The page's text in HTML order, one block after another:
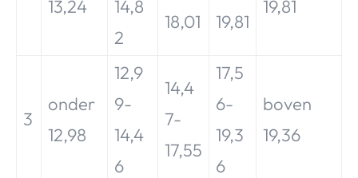
13,24
14,8
2
18,01
19,81
19,81
3
onder
12,98
12,9
9-
14,4
6
14,4
7-
17,55
17,5
6-
19,3
6
boven
19,36